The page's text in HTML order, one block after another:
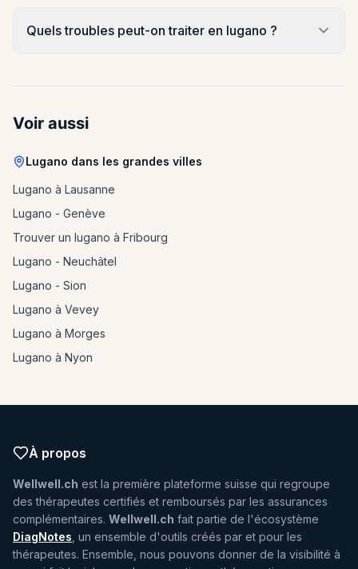
Quels troubles peut-on traiter en lugano ?
Voir aussi
Lugano dans les grandes villes
Lugano à Lausanne
Lugano - Genève
Trouver un lugano à Fribourg
Lugano - Neuchâtel
Lugano - Sion
Lugano à Vevey
Lugano à Morges
Lugano à Nyon
À propos
Wellwell.ch est la première plateforme suisse qui regroupe
des thérapeutes certifiés et remboursés par les assurances
complémentaires. Wellwell.ch fait partie de l'écosystème
DiagNotes , un ensemble d'outils créés par et pour les
thérapeutes. Ensemble, nous pouvons donner de la visibilité à